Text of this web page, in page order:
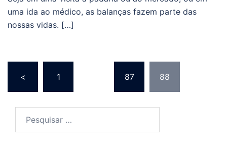
uma ida ao médico, as balanças fazem parte das
nossas vidas. […]
por
posts
< 1 87 88
por: